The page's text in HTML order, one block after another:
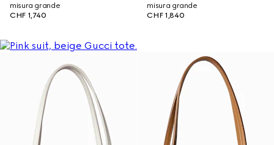
misura grande
CHF 1,740
misura grande
CHF 1,840